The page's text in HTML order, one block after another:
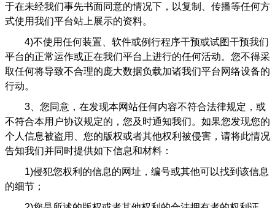
于在未经我们事先书面同意的情况下，以复制、传播等任何方
式使用我们平台站上展示的资料。
4)不使用任何装置、软件或例行程序干预或试图干预我们
平台的正常运作或正在我们平台上进行的任何活动。您不得采
取任何将导致不合理的庞大数据负载加诸我们平台网络设备的
行动。
3 、您同意，在发现本网站任何内容不符合法律规定，或
不符合本用户协议规定的，您及时通知我们。如果您发现您的
个人信息被盗用、您的版权或者其他权利被侵害，请将此情况
告知我们并同时提供如下信息和材料：
1)侵犯您权利的信息的网址，编号或其他可以找到该信息
的细节；